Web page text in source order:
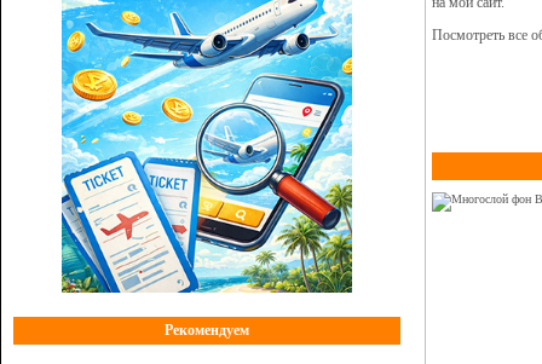
Рекомендуем
Посмотреть все